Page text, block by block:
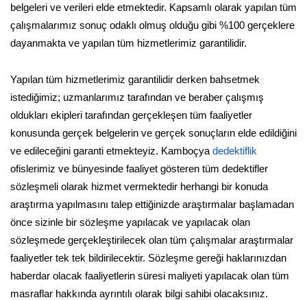
belgeleri ve verileri elde etmektedir. Kapsamlı olarak yapılan tüm
çalışmalarımız sonuç odaklı olmuş olduğu gibi %100 gerçeklere
dayanmakta ve yapılan tüm hizmetlerimiz garantilidir.
Yapılan tüm hizmetlerimiz garantilidir derken bahsetmek
istediğimiz; uzmanlarımız tarafından ve beraber çalışmış
oldukları ekipleri tarafından gerçekleşen tüm faaliyetler
konusunda gerçek belgelerin ve gerçek sonuçların elde edildiğini
ve edileceğini garanti etmekteyiz. Kamboçya dedektiflik
ofislerimiz ve bünyesinde faaliyet gösteren tüm dedektifler
sözleşmeli olarak hizmet vermektedir herhangi bir konuda
araştırma yapılmasını talep ettiğinizde araştırmalar başlamadan
önce sizinle bir sözleşme yapılacak ve yapılacak olan
sözleşmede gerçekleştirilecek olan tüm çalışmalar araştırmalar
faaliyetler tek tek bildirilecektir. Sözleşme gereği haklarınızdan
haberdar olacak faaliyetlerin süresi maliyeti yapılacak olan tüm
masraflar hakkında ayrıntılı olarak bilgi sahibi olacaksınız.